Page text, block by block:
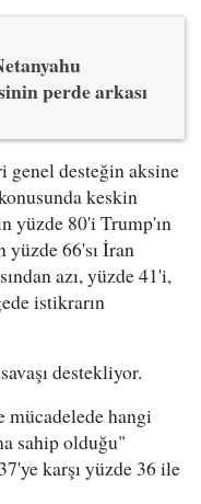
perde arkası
desteğin aksine
keskin
yüzde 80'i Trump'ın
yüzde 66'sı İran
azı, yüzde 41'i,
istikrarın
destekliyor.
mücadelede hangi
sahip olduğu"
karşı yüzde 36 ile